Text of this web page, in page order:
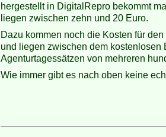
hergestellt in DigitalRepro bekommt
liegen zwischen zehn und 20 Euro.
Dazu kommen noch die Kosten für
und liegen zwischen dem kostenlosen
Agenturtagessätzen von mehreren
Wie immer gibt es nach oben keine